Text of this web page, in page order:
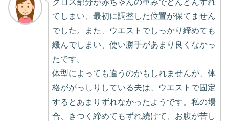
クロス部分が赤ちゃんの重みでどんどんずれ
てしまい、最初に調整した位置が保てません
でした。また、ウエストでしっかり締めても
緩んでしまい、使い勝手があまり良くなかっ
たです。
体型によっても違うのかもしれませんが、体
格ががっしりしている夫は、ウエストで固定
するとあまりずれなかったようです。私の場
合、きつく締めてもずれ続けて、お腹が苦し